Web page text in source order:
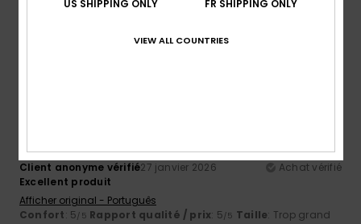
Confort: 5 Rapport qualité / prix: 5 Matière: 5
Je recommande ce produit
Client anonyme vérifié27 janvier 2026
Achat vérifié
Excellent produit
Afficher original - Português
Confort: 5/5 Rapport qualité / prix: 5/5 Taille: Trop grand
US SHIPPING ONLY FR SHIPPING ONLY
VIEW ALL COUNTRIES